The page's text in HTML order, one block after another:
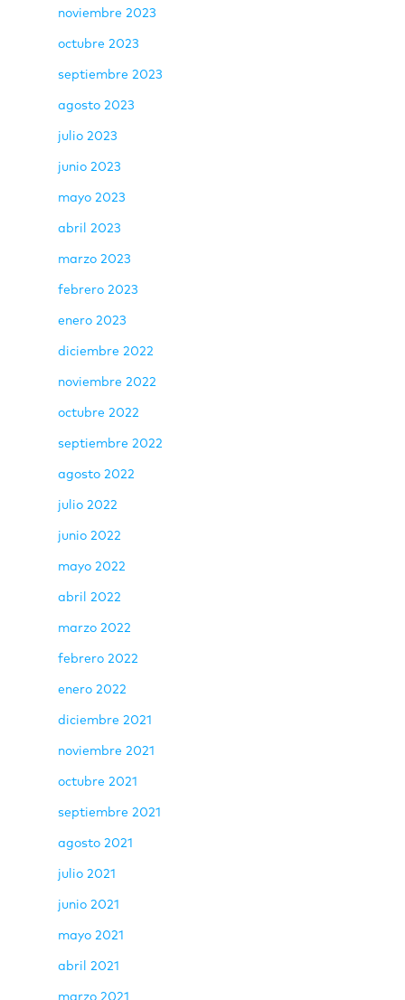
noviembre 2023
octubre 2023
septiembre 2023
agosto 2023
julio 2023
junio 2023
mayo 2023
abril 2023
marzo 2023
febrero 2023
enero 2023
diciembre 2022
noviembre 2022
octubre 2022
septiembre 2022
agosto 2022
julio 2022
junio 2022
mayo 2022
abril 2022
marzo 2022
febrero 2022
enero 2022
diciembre 2021
noviembre 2021
octubre 2021
septiembre 2021
agosto 2021
julio 2021
junio 2021
mayo 2021
abril 2021
marzo 2021